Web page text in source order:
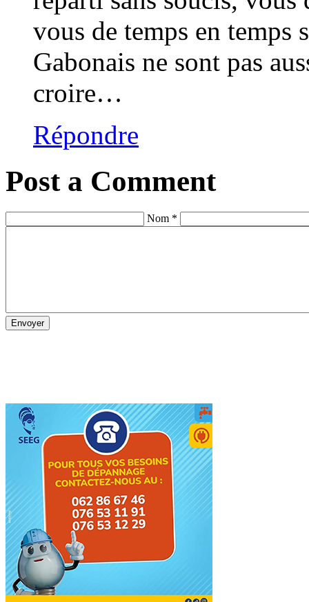
vous de temps en temps
Gabonais ne sont pas
croire…
Répondre
Post a Comment
Nom *